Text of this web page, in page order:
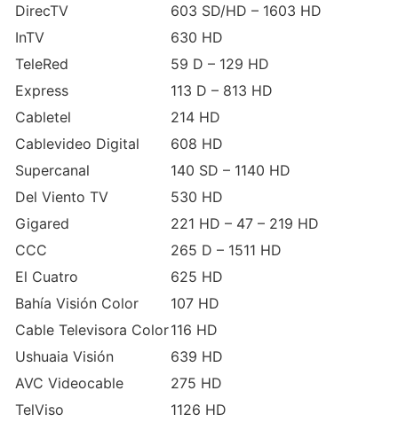
DirecTV
603 SD/HD – 1603 HD
InTV
630 HD
TeleRed
59 D – 129 HD
Express
113 D – 813 HD
Cabletel
214 HD
Cablevideo Digital
608 HD
Supercanal
140 SD – 1140 HD
Del Viento TV
530 HD
Gigared
221 HD – 47 – 219 HD
CCC
265 D – 1511 HD
El Cuatro
625 HD
Bahía Visión Color
107 HD
Cable Televisora Color116 HD
Ushuaia Visión
639 HD
AVC Videocable
275 HD
TelViso
1126 HD